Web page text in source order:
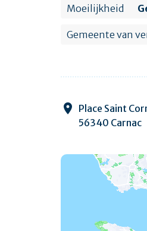
Moeilijkheid
Gemeente van
Place Saint
56340 Carnac